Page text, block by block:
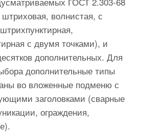
волнистая, с
с двумя точками), и
дополнительных. Для
дополнительные типы
во вложенные подменю с
заголовками (сварные
ограждения,